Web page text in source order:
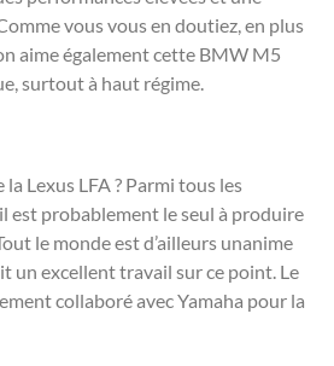
vous vous en doutiez, en plus
aime également cette BMW M5
surtout à haut régime.
Lexus LFA ? Parmi tous les
est probablement le seul à produire
le monde est d’ailleurs unanime
un excellent travail sur ce point. Le
collaboré avec Yamaha pour la